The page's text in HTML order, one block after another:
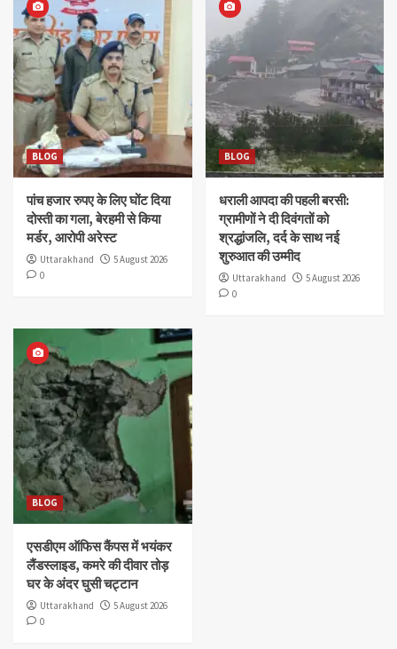
BLOG
पांच हजार रुपए के लिए घोंट दिया
दोस्ती का गला, बेरहमी से किया
मर्डर, आरोपी अरेस्ट
Uttarakhand
5 August 2026
0
BLOG
धराली आपदा की पहली बरसी:
ग्रामीणों ने दी दिवंगतों को
श्रद्धांजलि, दर्द के साथ नई
शुरुआत की उम्मीद
Uttarakhand
5 August 2026
0
BLOG
एसडीएम ऑफिस कैंपस में भयंकर
लैंडस्लाइड, कमरे की दीवार तोड़
घर के अंदर घुसी चट्टान
Uttarakhand
5 August 2026
0